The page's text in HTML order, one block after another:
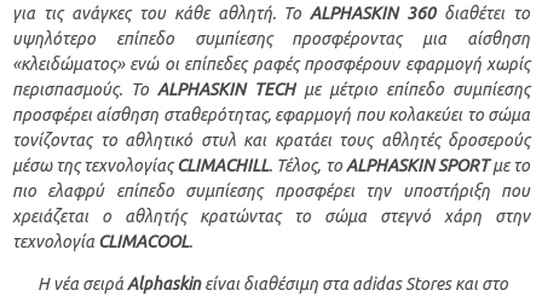
για τις ανάγκες του κάθε αθλητή. To ALPHASKIN 360διαθέτει το
υψηλότερο επίπεδο συμπίεσης προσφέροντας μια αίσθηση
«κλειδώματος» ενώ οι επίπεδες ραφές προσφέρουν εφαρμογή χωρίς
περισπασμούς. To ALPHASKIN TECHμε μέτριo επίπεδο συμπίεσης
προσφέρει αίσθηση σταθερότητας, εφαρμογή που κολακεύει το σώμα
τονίζοντας το αθλητικό στυλ και κρατάει τους αθλητές δροσερούς
μέσω της τεχνολογίαςCLIMACHILL. Τέλος, τοALPHASKIN SPORTμε το
πιο ελαφρύ επίπεδο συμπίεσης προσφέρει την υποστήριξη που
χρειάζεται ο αθλητής κρατώντας το σώμα στεγνό χάρη στην
τεχνολογία CLIMACOOL.
Η νέα σειράAlphaskinείναι διαθέσιμη στα adidasStoresκαι στο